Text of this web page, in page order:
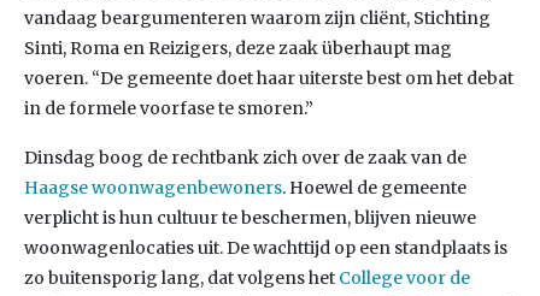
vandaag beargumenteren waarom zijn cliënt, Stichting
Sinti, Roma en Reizigers, deze zaak überhaupt mag
voeren. “De gemeente doet haar uiterste best om het debat
in de formele voorfase te smoren.”
Dinsdag boog de rechtbank zich over de zaak van de
Haagse woonwagenbewoners. Hoewel de gemeente
verplicht is hun cultuur te beschermen, blijven nieuwe
woonwagenlocaties uit. De wachttijd op een standplaats is
zo buitensporig lang, dat volgens het College voor de